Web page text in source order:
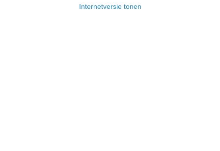
Internetversie tonen